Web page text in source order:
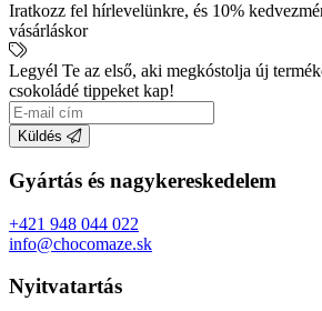
Iratkozz fel hírlevelünkre, és 10%
vásárláskor
Legyél Te az első, aki megkóstolja új
csokoládé tippeket kap!
Küldés
Gyártás és nagykereskedelem
+421 948 044 022
info@chocomaze.sk
Nyitvatartás